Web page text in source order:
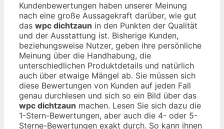
Kundenbewertungen haben unserer Meinung
nach eine große Aussagekraft darüber, wie gut
das wpc dichtzaun in den Punkten der Qualität
und der Ausstattung ist. Bisherige Kunden,
beziehungsweise Nutzer, geben ihre persönliche
Meinung über die Handhabung, die
unterschiedlichen Produktdetails und natürlich
auch über etwaige Mängel ab. Sie müssen sich
diese Bewertungen von Kunden auf jeden Fall
genau durchlesen und sich so ein Bild über das
wpc dichtzaun machen. Lesen Sie sich dazu die
1-Stern-Bewertungen, aber auch die 4- oder 5-
Sterne-Bewertungen exakt durch. So kann ihnen